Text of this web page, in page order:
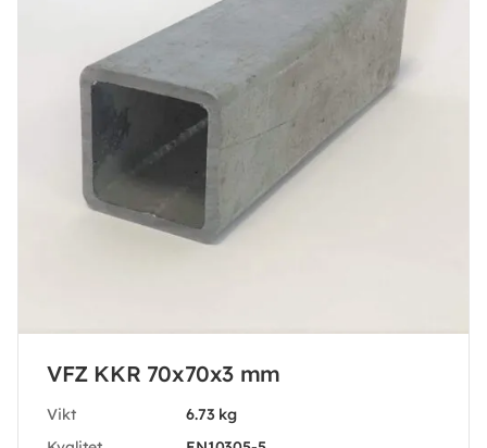
VFZ KKR 70x70x3 mm
Vikt
6.73 kg